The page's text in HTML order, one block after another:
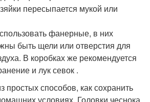
пересыпается мукой или
фанерные, в них
быть щели или отверстия для
В коробках же рекомендуется
и лук севок .
простых способов, как сохранить
условиях. Головки чеснока